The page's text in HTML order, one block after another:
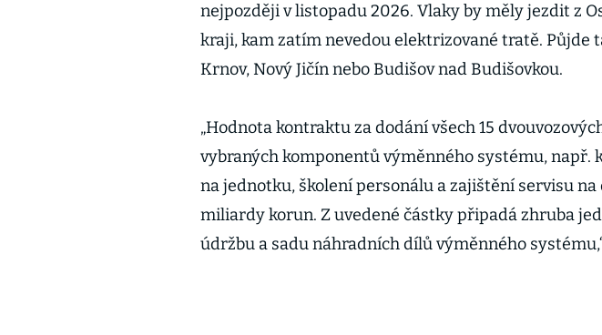
nejpozději v listopadu 2026. Vlaky by měly jezdit z
kraji, kam zatím nevedou elektrizované tratě. Půjde
Krnov, Nový Jičín nebo Budišov nad Budišovkou.
„Hodnota kontraktu za dodání všech 15
vybraných komponentů výměnného systému, např.
na jednotku, školení personálu a zajištění servisu na
miliardy korun. Z uvedené částky připadá zhruba
údržbu a sadu náhradních dílů výměnného